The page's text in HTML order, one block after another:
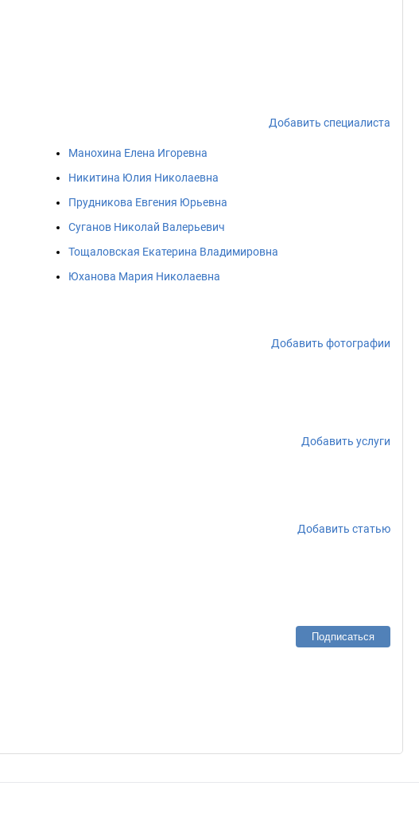
Добавить специалиста
Манохина Елена Игоревна
Никитина Юлия Николаевна
Прудникова Евгения Юрьевна
Суганов Николай Валерьевич
Тощаловская Екатерина Владимировна
Юханова Мария Николаевна
Добавить фотографии
Добавить услуги
Добавить статью
Подписаться